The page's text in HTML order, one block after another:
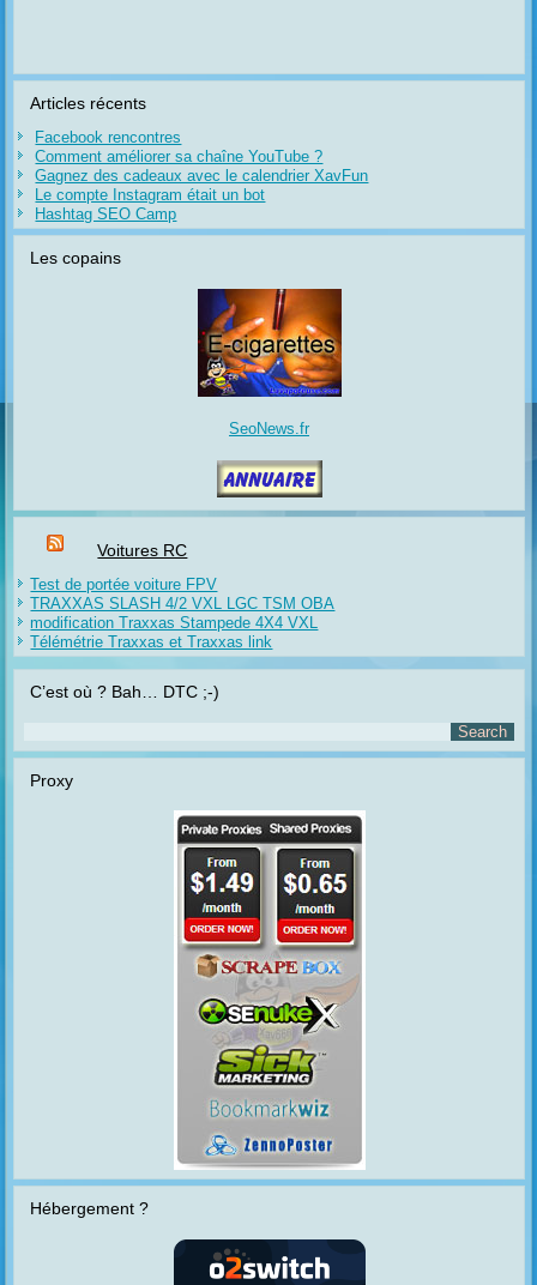
Articles récents
Facebook rencontres
Comment améliorer sa chaîne YouTube ?
Gagnez des cadeaux avec le calendrier XavFun
Le compte Instagram était un bot
Hashtag SEO Camp
Les copains
SeoNews.fr
Voitures RC
Test de portée voiture FPV
TRAXXAS SLASH 4/2 VXL LGC TSM OBA
modification Traxxas Stampede 4X4 VXL
Télémétrie Traxxas et Traxxas link
C’est où ? Bah… DTC ;-)
Proxy
Hébergement ?